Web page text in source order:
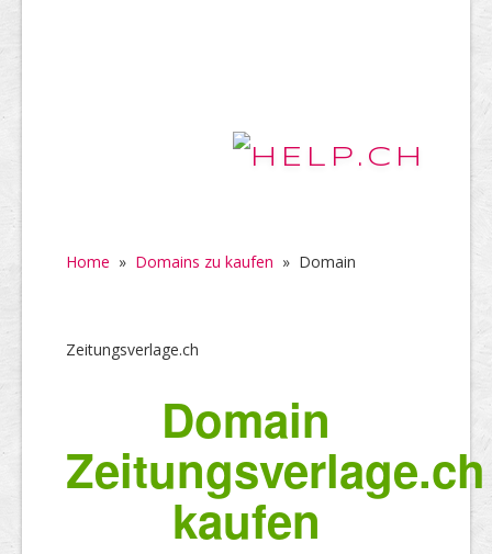
Home » Domains zu kaufen » Domain
Zeitungsverlage.ch
Domain
Zeitungsverlage.ch
kaufen